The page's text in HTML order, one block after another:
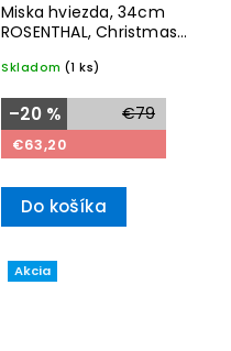
Miska hviezda, 34cm
ROSENTHAL, Christmas
Skladom (1 ks)
€79
–20 %
€63,20
Do košíka
Akcia